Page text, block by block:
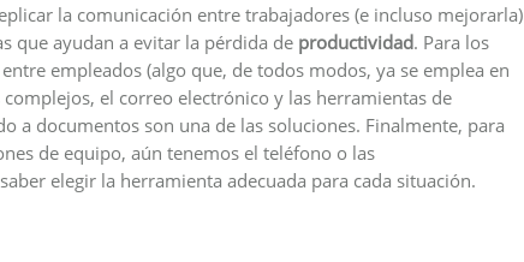
la comunicación entre trabajadores (e incluso mejorarla)
que ayudan a evitar la pérdida de productividad. Para los
empleados (algo que, de todos modos, ya se emplea en
el correo electrónico y las herramientas de
a documentos son una de las soluciones. Finalmente, para
de equipo, aún tenemos el teléfono o las
elegir la herramienta adecuada para cada situación.